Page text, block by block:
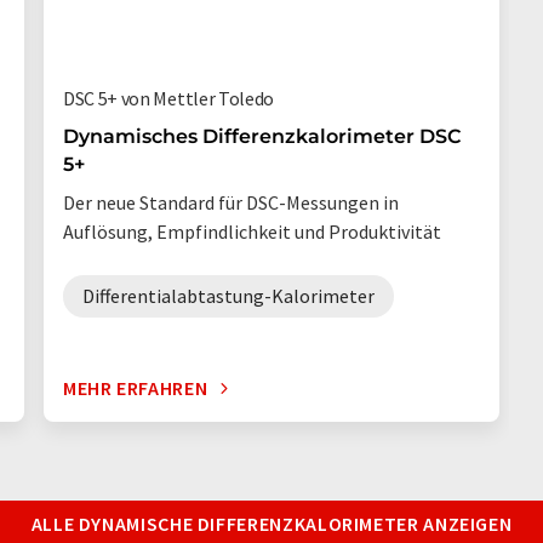
DSC 5+ von Mettler Toledo
Dynamisches Differenzkalorimeter DSC
5+
Der neue Standard für DSC-Messungen in
Auflösung, Empfindlichkeit und Produktivität
Differentialabtastung-Kalorimeter
MEHR ERFAHREN
ALLE DYNAMISCHE DIFFERENZKALORIMETER ANZEIGEN